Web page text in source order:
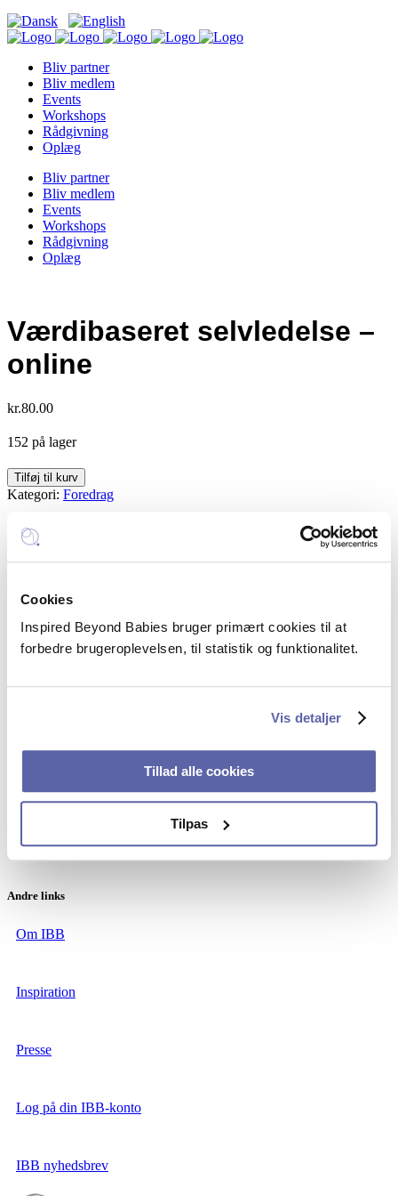
Cookies
Inspired Beyond Babies bruger primært cookies til at
forbedre brugeroplevelsen, til statistik og funktionalitet.
Vis detaljer
Tillad alle cookies
Tilpas
Bliv partner
Bliv medlem
Events
Workshops
Rådgivning
Oplæg
Bliv partner
Bliv medlem
Events
Workshops
Rådgivning
Oplæg
Værdibaseret selvledelse –
online
kr.80.00
152 på lager
Værdibaseret
selvledelse
quantity
Tilføj til kurv
Kategori: Foredrag
Inspired Beyond Babies
Mail:hello@inspiredbeyondbabies.dk
FAQ – spørgsmål og svar
Andre links
Om IBB
Inspiration
Presse
Log på din IBB-konto
IBB nyhedsbrev